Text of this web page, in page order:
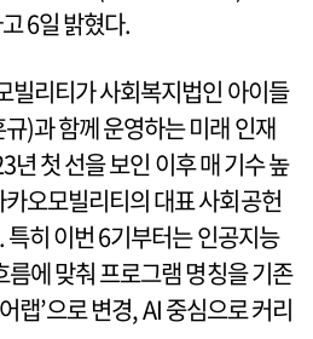
6일 밝혔다.
빌리티가 사회복지법인 아이들
)과 함께 운영하는 미래 인재
첫 선을 보인 이후 매 기수 높
오모빌리티의 대표 사회공헌
히 이번 6기부터는 인공지능
름에 맞춰 프로그램 명칭을 기존
랩’으로 변경, AI 중심으로 커리